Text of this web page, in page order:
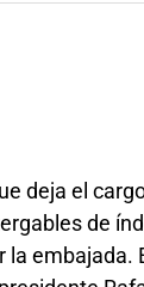
deja el
de
embajada.